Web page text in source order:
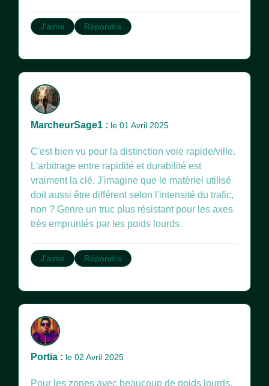
J'aime Répondre
MarcheurSage1 : le 01 Avril 2025
C'est bien vu pour la distinction voie rapide/ville.
L'arbitrage entre rapidité et durabilité est
vraiment la clé. J'imagine que le matériel utilisé
doit aussi être différent selon l'intensité du trafic,
non ? Genre un truc plus résistant pour les axes
très empruntés par les poids lourds.
J'aime Répondre
Portia : le 02 Avril 2025
Pour les zones avec beaucoup de poids lourds,